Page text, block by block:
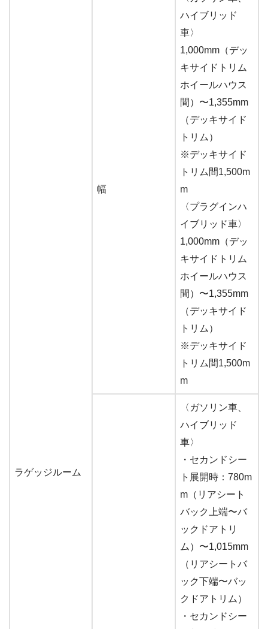
ラゲッジルーム
幅
ハイブリッド
車〉
1,000mm（デッ
キサイドトリム
ホイールハウス
間）〜1,355mm
（デッキサイド
トリム）
※デッキサイド
トリム間1,500m
m
〈プラグインハ
イブリッド車〉
1,000mm（デッ
キサイドトリム
ホイールハウス
間）〜1,355mm
（デッキサイド
トリム）
※デッキサイド
トリム間1,500m
m
〈ガソリン車、
ハイブリッド
車〉
・セカンドシー
ト展開時：780m
m（リアシート
バック上端〜バ
ックドアトリ
ム）〜1,015mm
（リアシートバ
ック下端〜バッ
クドアトリム）
・セカンドシー